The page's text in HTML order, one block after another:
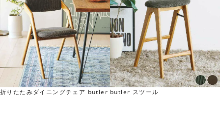
折りたたみダイニングチェア butler butler スツール